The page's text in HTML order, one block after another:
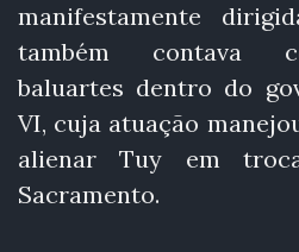
manifestamente
também contava
baluartes dentro do
VI, cuja atuação
alienar Tuy em
Sacramento.